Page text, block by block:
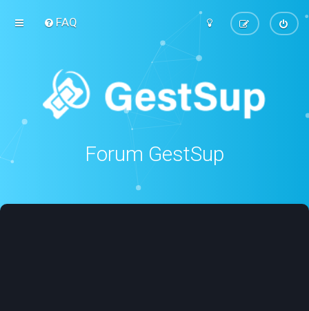
FAQ
Forum GestSup